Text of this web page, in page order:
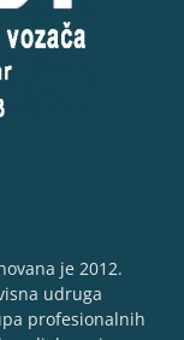
je 2012.
udruga
profesionalnih